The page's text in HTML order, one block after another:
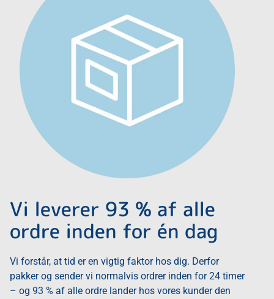
Vi leverer 93 % af alle
ordre inden for én dag
Vi forstår, at tid er en vigtig faktor hos dig. Derfor
pakker og sender vi normalvis ordrer inden for 24 timer
– og 93 % af alle ordre lander hos vores kunder den